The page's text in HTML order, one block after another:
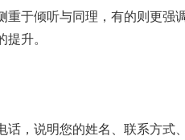
重于倾听与同理，有的则更强
升。
话，说明您的姓名、联系方式